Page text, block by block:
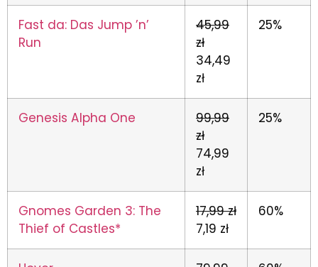
Fast da: Das Jump ’n’
Run
45,99
zł
34,49
zł
25%
Genesis Alpha One
99,99
zł
74,99
zł
25%
Gnomes Garden 3: The
Thief of Castles*
17,99 zł
7,19 zł
60%